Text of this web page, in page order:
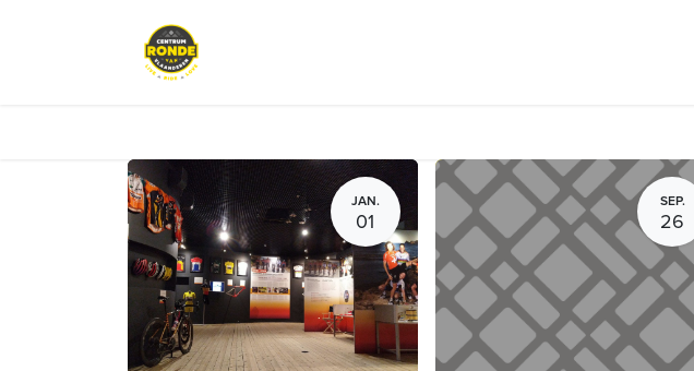
JAN.
01
SEP.
26